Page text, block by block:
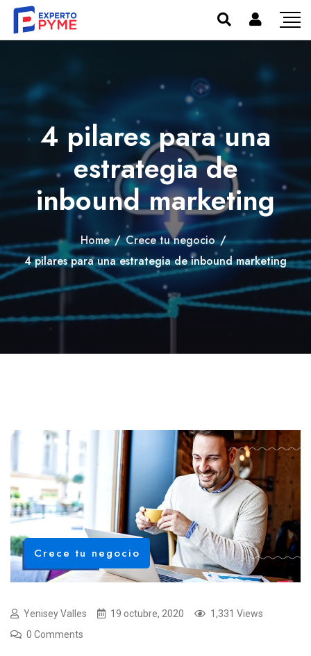
4 pilares para una
estrategia de
inbound marketing
Home / Crece tu negocio /
4 pilares para una estrategia de inbound marketing
Crece tu negocio
Yenisey Valles 19 octubre, 2020
1,331 Views
0 Comments